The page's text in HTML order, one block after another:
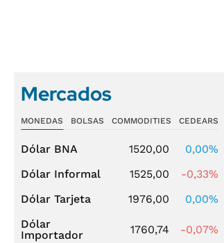
Mercados
MONEDAS BOLSAS COMMODITIES CEDEARS
Dólar BNA 1520,00
0,00%
Dólar Informal
1525,00
-0,33%
Dólar Tarjeta
1976,00
0,00%
Dólar
Importador
1760,74 -0,07%